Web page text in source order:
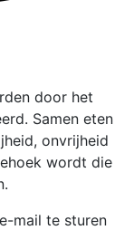
door het
Samen eten
onvrijheid
wordt die
mail te sturen